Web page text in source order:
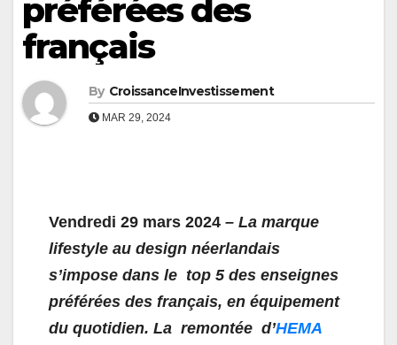
préférées des
français
By CroissanceInvestissement
MAR 29, 2024
Vendredi 29 mars 2024 – La marque
lifestyle au design néerlandais
s’impose dans le top 5 des enseignes
préférées des français, en équipement
du quotidien. La remontée d’HEMA